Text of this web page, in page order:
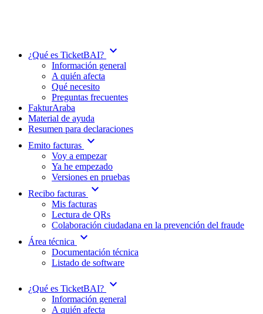
¿Qué es TicketBAI? expand_more
Información general
A quién afecta
Qué necesito
Preguntas frecuentes
FakturAraba
Material de ayuda
Resumen para declaraciones
Emito facturas expand_more
Voy a empezar
Ya he empezado
Versiones en pruebas
Recibo facturas expand_more
Mis facturas
Lectura de QRs
Colaboración ciudadana en la prevención del fraude
Área técnica
expand_more
Documentación técnica
Listado de software
¿Qué es TicketBAI? expand_more
Información general
A quién afecta